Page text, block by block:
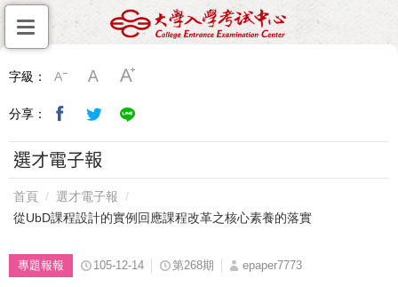
字級：
分享：
選才電子報
首頁
選才電子報
從UbD課程設計的實例回應課程改革之核心素養的落實
專題報報 105-12-14 第268期 epaper7773